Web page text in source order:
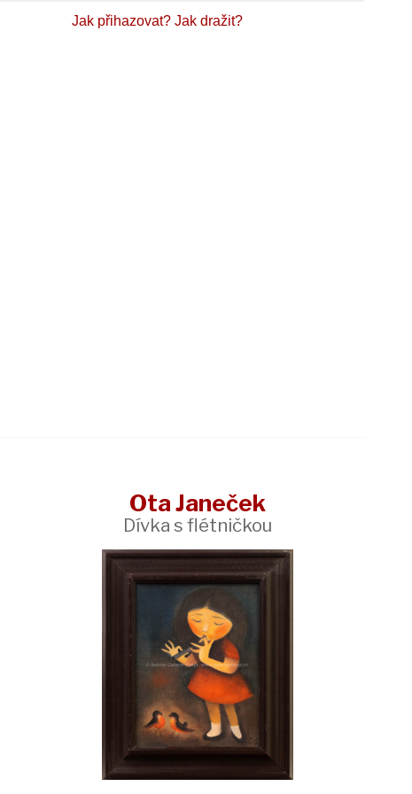
Jak přihazovat? Jak dražit?
Ota Janeček
Dívka s flétničkou